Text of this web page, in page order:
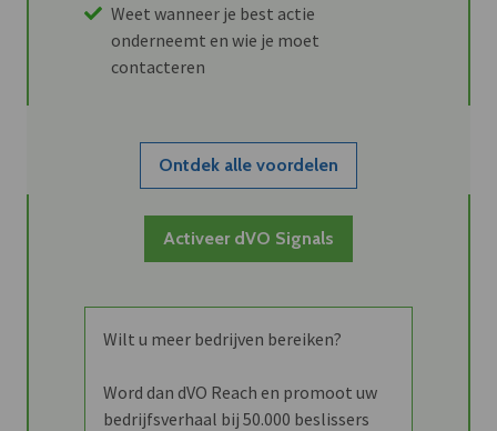
Weet wanneer je best actie
onderneemt en wie je moet
contacteren
Ontdek alle voordelen
Activeer dVO Signals
Wilt u meer bedrijven bereiken?
Word dan dVO Reach en promoot uw
bedrijfsverhaal bij 50.000 beslissers